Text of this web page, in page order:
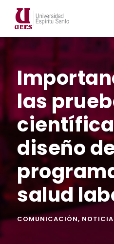
las
diseño
salud
COMUNICACIÓN,